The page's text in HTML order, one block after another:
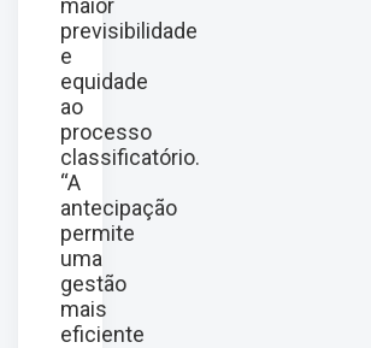
previsibilidade
e
equidade
ao
processo
classificatório.
“A
antecipação
permite
uma
gestão
mais
eficiente